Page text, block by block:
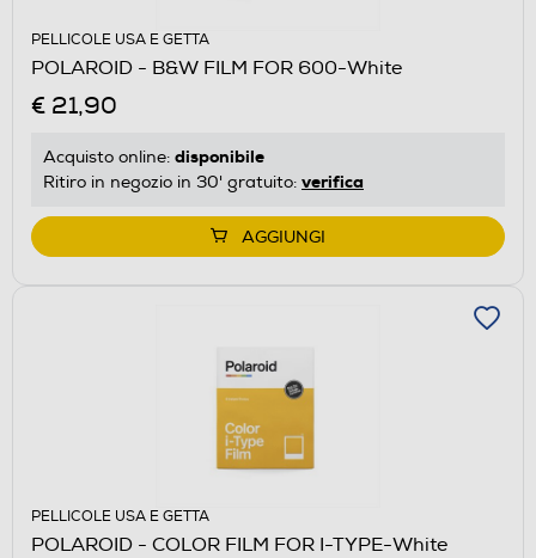
PELLICOLE USA E GETTA
POLAROID - B&W FILM FOR 600-White
€ 21,90
Acquisto online: disponibile
Ritiro in negozio in 30' gratuito: verifica
AGGIUNGI
PELLICOLE USA E GETTA
POLAROID - COLOR FILM FOR I-TYPE-White